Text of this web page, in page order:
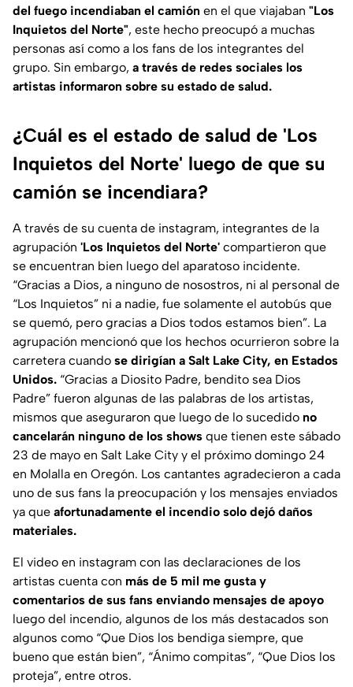
del fuego incendiaban el camión en el que viajaban "Los
Inquietos del Norte", este hecho preocupó a muchas
personas así como a los fans de los integrantes del
grupo. Sin embargo, a través de redes sociales los
artistas informaron sobre su estado de salud.
¿Cuál es el estado de salud de 'Los
Inquietos del Norte' luego de que su
camión se incendiara?
A través de su cuenta de instagram, integrantes de la
agrupación 'Los Inquietos del Norte' compartieron que
se encuentran bien luego del aparatoso incidente.
“Gracias a Dios, a ninguno de nosostros, ni al personal de
“Los Inquietos” ni a nadie, fue solamente el autobús que
se quemó, pero gracias a Dios todos estamos bien”. La
agrupación mencionó que los hechos ocurrieron sobre la
carretera cuando se dirigían a Salt Lake City, en Estados
Unidos. “Gracias a Diosito Padre, bendito sea Dios
Padre” fueron algunas de las palabras de los artistas,
mismos que aseguraron que luego de lo sucedido no
cancelarán ninguno de los shows que tienen este sábado
23 de mayo en Salt Lake City y el próximo domingo 24
en Molalla en Oregón. Los cantantes agradecieron a cada
uno de sus fans la preocupación y los mensajes enviados
ya que afortunadamente el incendio solo dejó daños
materiales.
El video en instagram con las declaraciones de los
artistas cuenta con más de 5 mil me gusta y
comentarios de sus fans enviando mensajes de apoyo
luego del incendio, algunos de los más destacados son
algunos como “Que Dios los bendiga siempre, que
bueno que están bien”, “Ánimo compitas”, “Que Dios los
proteja”, entre otros.